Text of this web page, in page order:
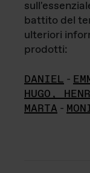
battito del
ulteriori
prodotti:
DANIEL -
HUGO,
MARTA -